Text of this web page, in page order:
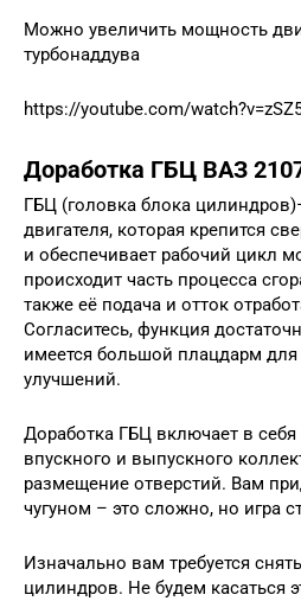
Можно увеличить мощность
турбонаддува
https://youtube.com/
Доработка ГБЦ ВАЗ
ГБЦ (головка блока
двигателя, которая крепится
и обеспечивает рабочий цикл
происходит часть процесса
также её подача и отток
Согласитесь, функция
имеется большой плацдарм
улучшений.
Доработка ГБЦ включает в
впускного и выпускного
размещение отверстий. Вам
чугуном – это сложно, но игра
Изначально вам требуется
цилиндров. Не будем касаться